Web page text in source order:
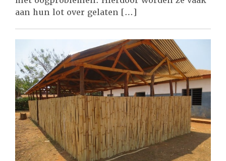
aan hun lot over gelaten […]